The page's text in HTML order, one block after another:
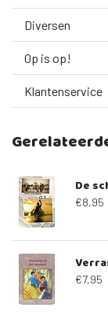
Diversen
Op is op!
Klantenservice
De
€8,95
€7,95